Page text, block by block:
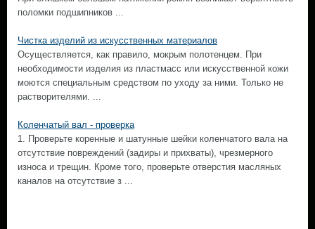
поломки подшипников ...
Чистка изделий из искусственных материалов
Осуществляется, как правило, мокрым полотенцем. При
необходимости изделия из пластмасс или искусственной кожи
моются специальным средством по уходу за ними. Только не
растворителями. ...
Коленчатый вал - проверка
1. Проверьте коренные и шатунные шейки коленчатого вала на
отсутствие повреждений (задиры и прихваты), чрезмерного
износа и трещин. Кроме того, проверьте отверстия масляных
каналов на отсутствие з ...